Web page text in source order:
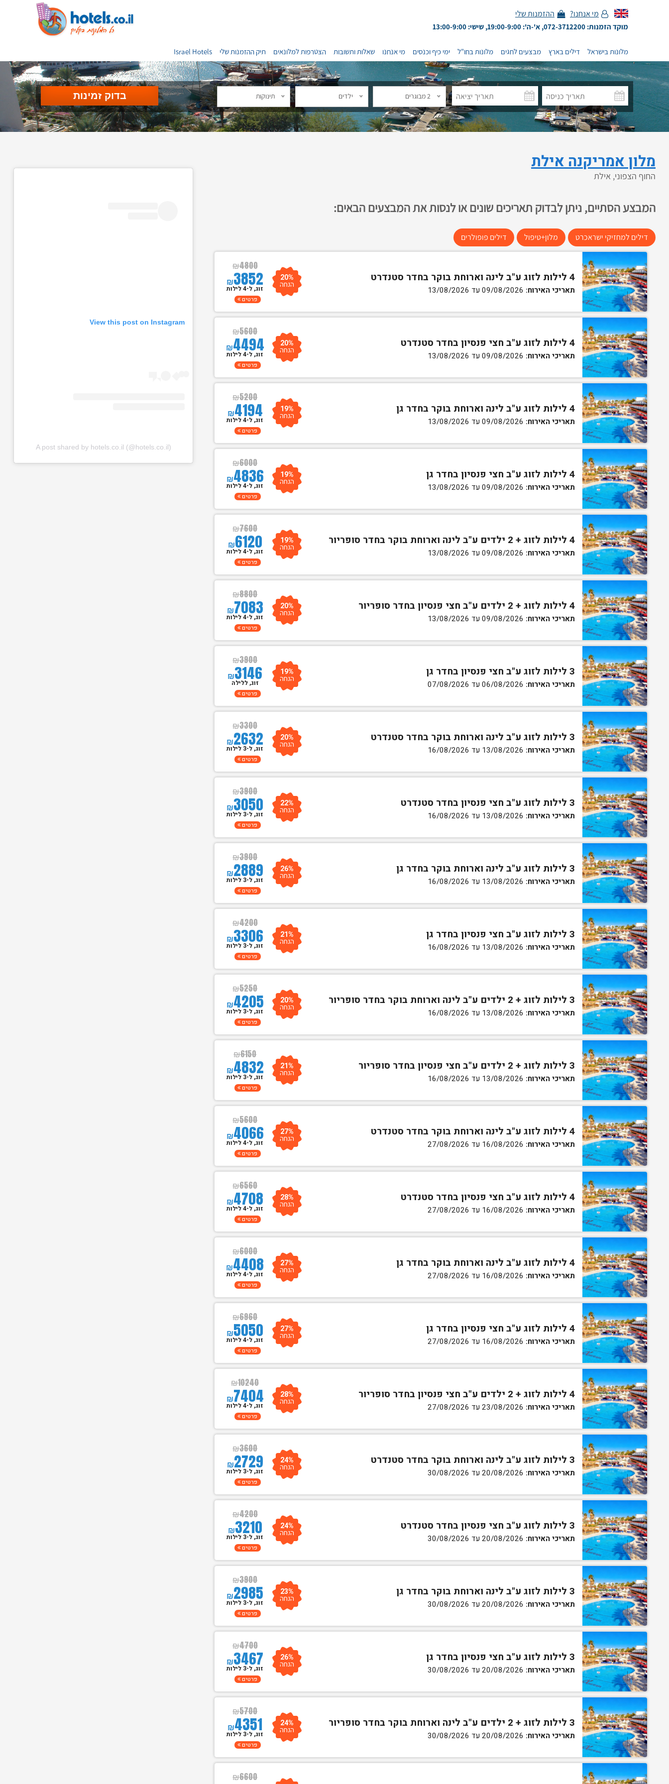
מי אנחנו? ההזמנות שלי
מוקד הזמנות: 072-3712200, א'-ה': 19:00-9:00, שישי: 13:00-9:00
מלונות בישראל דילים בארץ מבצעים לחגים מלונות בחו"ל ימי כיף וכנסים מי אנחנו שאלות ותשובות הצטרפות למלונאים תיק ההזמנות שלי Israel Hotels
2 מבוגרים ילדים תינוקות
מלון אמריקנה אילת
החוף הצפוני, אילת
המבצע הסתיים, ניתן לבדוק תאריכים שונים או לנסות את המבצעים הבאים:
דילים למחזיקי ישראכרט מלון+טיפול דילים פופולרים
4 לילות לזוג ע"ב לינה וארוחת בוקר בחדר סטנדרט
תאריכי האירוח:
₪4800
₪3852 20%
הנחה זוג, ל-4 לילות
פרטים
4 לילות לזוג ע"ב חצי פנסיון בחדר סטנדרט
תאריכי האירוח:
₪5600
₪4494 20%
הנחה זוג, ל-4 לילות
פרטים
4 לילות לזוג ע"ב לינה וארוחת בוקר בחדר גן
תאריכי האירוח:
₪5200
₪4194 19%
הנחה זוג, ל-4 לילות
פרטים
4 לילות לזוג ע"ב חצי פנסיון בחדר גן
תאריכי האירוח:
₪6000
₪4836 19%
הנחה זוג, ל-4 לילות
פרטים
4 לילות לזוג + 2 ילדים ע"ב לינה וארוחת בוקר בחדר סופריור
תאריכי האירוח:
₪7600
₪6120 19%
הנחה זוג, ל-4 לילות
פרטים
4 לילות לזוג + 2 ילדים ע"ב חצי פנסיון בחדר סופריור
תאריכי האירוח:
₪8800
₪7083 20%
הנחה זוג, ל-4 לילות
פרטים
3 לילות לזוג ע"ב חצי פנסיון בחדר גן
תאריכי האירוח:
₪3900
₪3146 19%
הנחה זוג, ללילה
פרטים
3 לילות לזוג ע"ב לינה וארוחת בוקר בחדר סטנדרט
תאריכי האירוח:
₪3300
₪2632 20%
הנחה זוג, ל-3 לילות
פרטים
3 לילות לזוג ע"ב חצי פנסיון בחדר סטנדרט
תאריכי האירוח:
₪3900
₪3050 22%
הנחה זוג, ל-3 לילות
פרטים
3 לילות לזוג ע"ב לינה וארוחת בוקר בחדר גן
תאריכי האירוח:
₪3900
₪2889 26%
הנחה זוג, ל-3 לילות
פרטים
3 לילות לזוג ע"ב חצי פנסיון בחדר גן
תאריכי האירוח:
₪4200
₪3306 21%
הנחה זוג, ל-3 לילות
פרטים
3 לילות לזוג + 2 ילדים ע"ב לינה וארוחת בוקר בחדר סופריור
תאריכי האירוח:
₪5250
₪4205 20%
הנחה זוג, ל-3 לילות
פרטים
3 לילות לזוג + 2 ילדים ע"ב חצי פנסיון בחדר סופריור
תאריכי האירוח:
₪6150
₪4832 21%
הנחה זוג, ל-3 לילות
פרטים
4 לילות לזוג ע"ב לינה וארוחת בוקר בחדר סטנדרט
תאריכי האירוח:
₪5600
₪4066 27%
הנחה זוג, ל-4 לילות
פרטים
4 לילות לזוג ע"ב חצי פנסיון בחדר סטנדרט
תאריכי האירוח:
₪6560
₪4708 28%
הנחה זוג, ל-4 לילות
פרטים
4 לילות לזוג ע"ב לינה וארוחת בוקר בחדר גן
תאריכי האירוח:
₪6000
₪4408 27%
הנחה זוג, ל-4 לילות
פרטים
4 לילות לזוג ע"ב חצי פנסיון בחדר גן
תאריכי האירוח:
₪6960
₪5050 27%
הנחה זוג, ל-4 לילות
פרטים
4 לילות לזוג + 2 ילדים ע"ב חצי פנסיון בחדר סופריור
תאריכי האירוח:
₪10240
₪7404 28%
הנחה זוג, ל-4 לילות
פרטים
3 לילות לזוג ע"ב לינה וארוחת בוקר בחדר סטנדרט
תאריכי האירוח:
₪3600
₪2729 24%
הנחה זוג, ל-3 לילות
פרטים
3 לילות לזוג ע"ב חצי פנסיון בחדר סטנדרט
תאריכי האירוח:
₪4200
₪3210 24%
הנחה זוג, ל-3 לילות
פרטים
3 לילות לזוג ע"ב לינה וארוחת בוקר בחדר גן
תאריכי האירוח:
₪3900
₪2985 23%
הנחה זוג, ל-3 לילות
פרטים
3 לילות לזוג ע"ב חצי פנסיון בחדר גן
תאריכי האירוח:
₪4700
₪3467 26%
הנחה זוג, ל-3 לילות
פרטים
3 לילות לזוג + 2 ילדים ע"ב לינה וארוחת בוקר בחדר סופריור
תאריכי האירוח:
₪5700
₪4351 24%
הנחה זוג, ל-3 לילות
פרטים
₪6600
View this post on Instagram
A post shared by hotels.co.il (@hotels.co.il)